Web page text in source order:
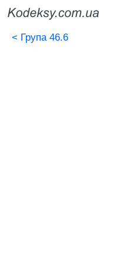
< Група 46.6